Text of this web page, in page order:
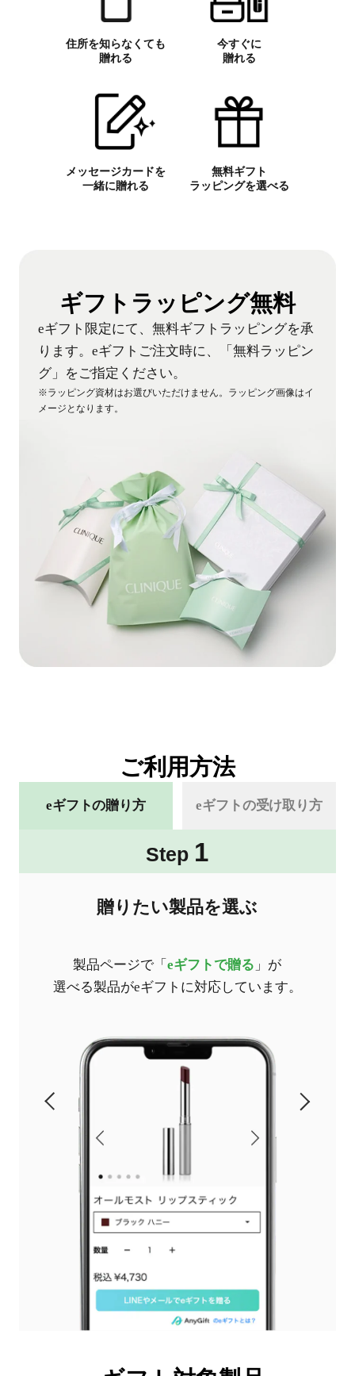
住所を知らなくても
贈れる
今すぐに
贈れる
メッセージカードを
一緒に贈れる
無料ギフト
ラッピングを選べる
ギフトラッピング無料
eギフト限定にて、無料ギフトラッピングを承
ります。eギフトご注文時に、「無料ラッピン
グ」をご指定ください。
※ラッピング資材はお選びいただけません。ラッピング画像はイ
メージとなります。
ご利用方法
eギフトの贈り方 eギフトの受け取り方
Step 1
贈りたい製品を選ぶ
製品ページで「eギフトで贈る 」が
選べる製品がeギフトに対応しています。